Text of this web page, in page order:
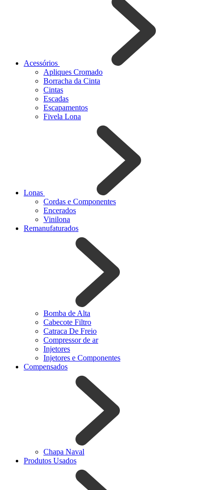
Acessórios
Apliques Cromado
Borracha da Cinta
Cintas
Escadas
Escapamentos
Fivela Lona
Lonas
Cordas e Componentes
Encerados
Vinilona
Remanufaturados
Bomba de Alta
Cabecote Filtro
Catraca De Freio
Compressor de ar
Injetores
Injetores e Componentes
Compensados
Chapa Naval
Produtos Usados